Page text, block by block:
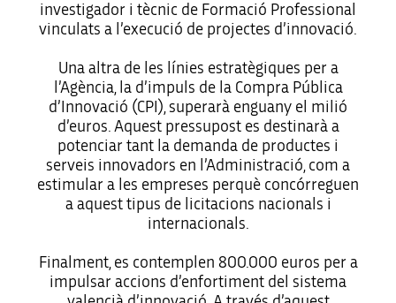
investigador i tècnic de Formació Professional
vinculats a l’execució de projectes d’innovació.
Una altra de les línies estratègiques per a
l’Agència, la d’impuls de la Compra Pública
d’Innovació (CPI), superarà enguany el milió
d’euros. Aquest pressupost es destinarà a
potenciar tant la demanda de productes i
serveis innovadors en l’Administració, com a
estimular a les empreses perquè concórreguen
a aquest tipus de licitacions nacionals i
internacionals.
Finalment, es contemplen 800.000 euros per a
impulsar accions d’enfortiment del sistema